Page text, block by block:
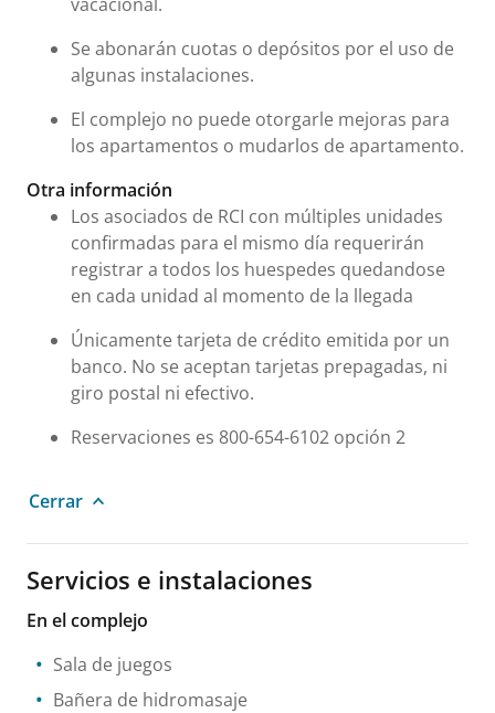
Se abonarán cuotas o depósitos por el uso de
algunas instalaciones.
El complejo no puede otorgarle mejoras para
los apartamentos o mudarlos de apartamento.
Otra información
Los asociados de RCI con múltiples unidades
confirmadas para el mismo día requerirán
registrar a todos los huespedes quedandose
en cada unidad al momento de la llegada
Únicamente tarjeta de crédito emitida por un
banco. No se aceptan tarjetas prepagadas, ni
giro postal ni efectivo.
Reservaciones es 800-654-6102 opción 2
Cerrar
Servicios e instalaciones
En el complejo
Sala de juegos
Bañera de hidromasaje